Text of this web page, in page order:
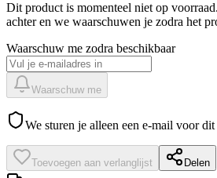
Dit product is momenteel niet op voorraad.
achter en we waarschuwen je zodra het
Waarschuw me zodra beschikbaar
Waarschuw me
We sturen je alleen een e-mail voor
Toevoegen aan verlanglijst Delen